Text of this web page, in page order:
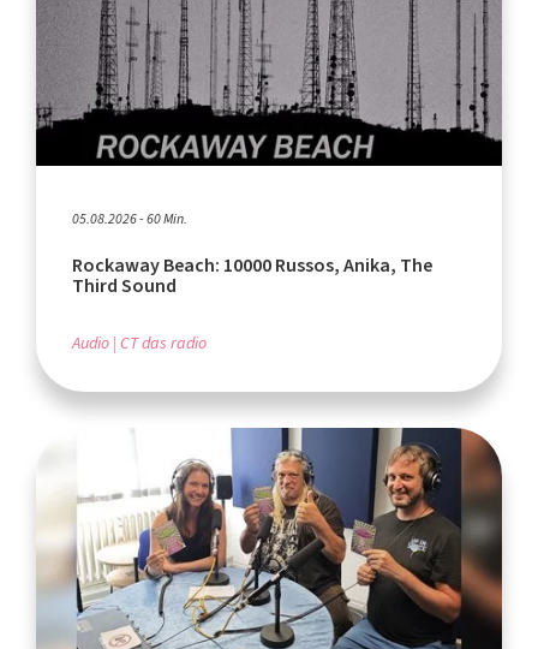
05.08.2026 - 60 Min.
Rockaway Beach: 10000 Russos, Anika, The
Third Sound
Audio CT das radio